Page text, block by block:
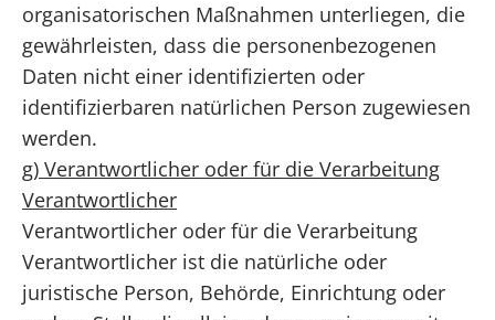
organisatorischen Maßnahmen unterliegen, die
gewährleisten, dass die personenbezogenen
Daten nicht einer identifizierten oder
identifizierbaren natürlichen Person zugewiesen
werden.
g) Verantwortlicher oder für die Verarbeitung
Verantwortlicher
Verantwortlicher oder für die Verarbeitung
Verantwortlicher ist die natürliche oder
juristische Person, Behörde, Einrichtung oder